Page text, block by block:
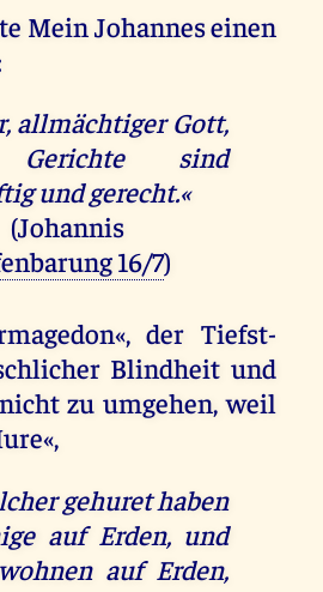
Mein Johannes einen
allmächtiger Gott,
Gerichte sind
und gerecht.«
(Johannis
16/7)
der Tiefst-
Blindheit und
zu umgehen, weil
gehuret haben
auf Erden, und
auf Erden,